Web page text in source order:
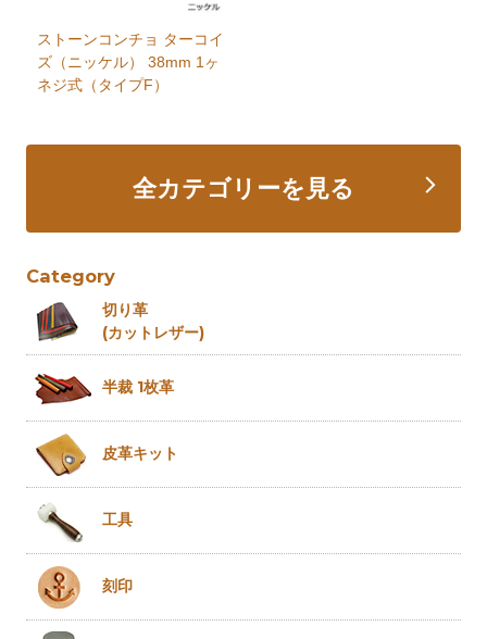
ストーンコンチョ ターコイ
ズ（ニッケル） 38mm 1ヶ
ネジ式（タイプF）
全カテゴリーを見る
Category
切り革
(カットレザー)
半裁 1枚革
皮革キット
工具
刻印